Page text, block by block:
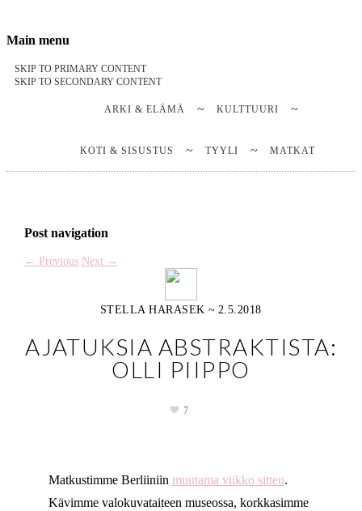
Notes on a life
Stella Harasek & Jarno Jussila
Main menu
SKIP TO PRIMARY CONTENT
SKIP TO SECONDARY CONTENT
ARKI & ELÄMÄ KULTTUURI
KOTI & SISUSTUS TYYLI MATKAT
Post navigation
← Previous Next →
STELLA HARASEK ~ 2.5.2018
AJATUKSIA ABSTRAKTISTA:
OLLI PIIPPO
7
Matkustimme Berliiniin muutama viikko sitten.
Kävimme valokuvataiteen museossa, korkkasimme